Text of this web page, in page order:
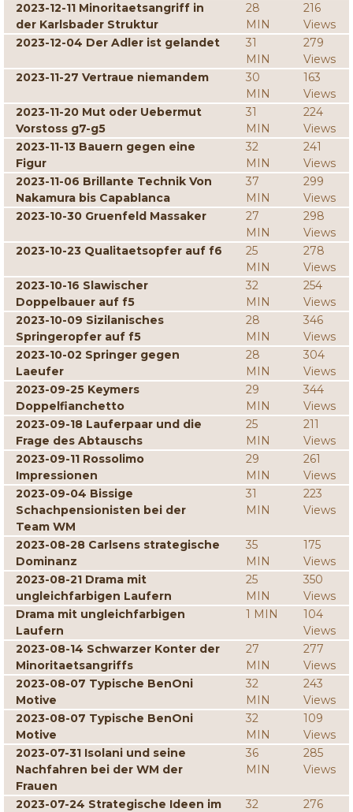
2023-12-11 Minoritaetsangriff in
der Karlsbader Struktur
28
MIN
216
Views
2023-12-04 Der Adler ist gelandet
31
MIN
279
Views
2023-11-27 Vertraue niemandem
30
MIN
163
Views
2023-11-20 Mut oder Uebermut
Vorstoss g7-g5
31
MIN
224
Views
2023-11-13 Bauern gegen eine
Figur
32
MIN
241
Views
2023-11-06 Brillante Technik Von
Nakamura bis Capablanca
37
MIN
299
Views
2023-10-30 Gruenfeld Massaker
27
MIN
298
Views
2023-10-23 Qualitaetsopfer auf f6
25
MIN
278
Views
2023-10-16 Slawischer
Doppelbauer auf f5
32
MIN
254
Views
2023-10-09 Sizilanisches
Springeropfer auf f5
28
MIN
346
Views
2023-10-02 Springer gegen
Laeufer
28
MIN
304
Views
2023-09-25 Keymers
Doppelfianchetto
29
MIN
344
Views
2023-09-18 Lauferpaar und die
Frage des Abtauschs
25
MIN
211
Views
2023-09-11 Rossolimo
Impressionen
29
MIN
261
Views
2023-09-04 Bissige
Schachpensionisten bei der
Team WM
31
MIN
223
Views
2023-08-28 Carlsens strategische
Dominanz
35
MIN
175
Views
2023-08-21 Drama mit
ungleichfarbigen Laufern
25
MIN
350
Views
Drama mit ungleichfarbigen
Laufern
1 MIN
104
Views
2023-08-14 Schwarzer Konter der
Minoritaetsangriffs
27
MIN
277
Views
2023-08-07 Typische BenOni
Motive
32
MIN
243
Views
2023-08-07 Typische BenOni
Motive
32
MIN
109
Views
2023-07-31 Isolani und seine
Nachfahren bei der WM der
Frauen
36
MIN
285
Views
2023-07-24 Strategische Ideen im
32
276